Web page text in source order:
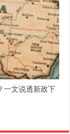
一文说透新政下